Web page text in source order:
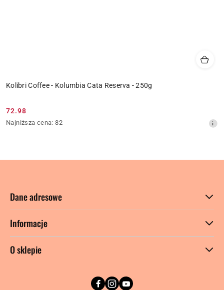
Kolibri Coffee - Kolumbia Cata Reserva - 250g
Cena
promocyjna:
72.98
Najniższa
Najniższa cena: 82
Dane adresowe
Informacje
O sklepie